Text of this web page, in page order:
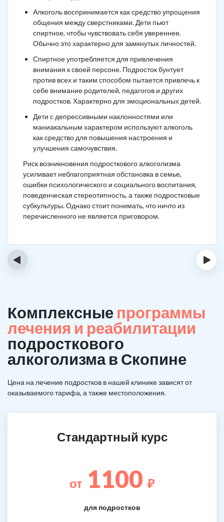
Алкоголь воспринимается как средство упрощения
общения между сверстниками. Дети пьют
спиртное, чтобы чувствовать себя увереннее.
Обычно это характерно для замкнутых личностей.
Спиртное употребляется для привлечения
внимания к своей персоне. Подросток бунтует
против всех и таким способом пытается привлечь к
себе внимание родителей, педагогов и других
подростков. Характерно для эмоциональных детей.
Дети с депрессивными наклонностями или
маниакальным характером используют алкоголь
как средство для повышения настроения и
улучшения самочувствия.
Риск возникновения подросткового алкоголизма
усиливает неблагоприятная обстановка в семье,
ошибки психологического и социального воспитания,
поведенческая стереотипность, а также подростковые
субкультуры. Однако стоит понимать, что ничто из
перечисленного не является приговором.
‹ ›
Комплексные программы
лечения и реабилитации
подросткового
алкоголизма в Скопине
Цена на лечение подростков в нашей клинике зависят от
оказываемого тарифа, а также местоположения.
Стандартный курс
от 1100 ₽
для подростков